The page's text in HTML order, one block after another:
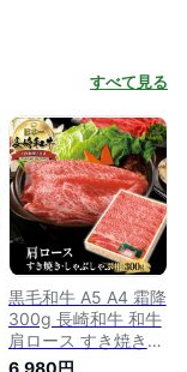
すべて見る
黒毛和牛 A5 A4 霜降
300g 長崎和牛 和牛
肩ロース すき焼き用
しゃぶしゃぶ用 長崎